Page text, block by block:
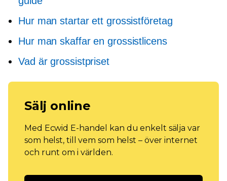
Hur man startar ett grossistföretag
Hur man skaffar en grossistlicens
Vad är grossistpriset
Sälj online
Med Ecwid E-handel kan du enkelt sälja var
som helst, till vem som helst – över internet
och runt om i världen.